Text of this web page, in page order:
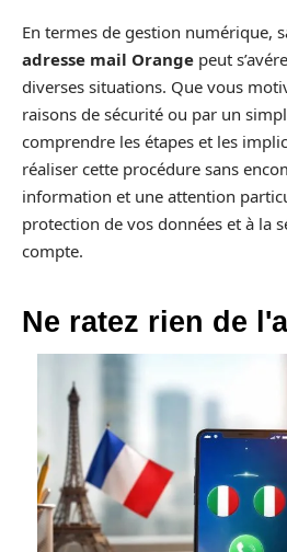
En termes de gestion numérique,
adresse mail Orange peut
diverses situations. Que vous
raisons de sécurité ou par un
comprendre les étapes et les
réaliser cette procédure sans
information et une attention
protection de vos données et à la
compte.
Ne ratez rien de